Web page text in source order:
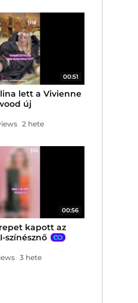
00:51
lett a Vivienne
új
arca
2 hete
00:56
kapott az
színésznő
3 hete